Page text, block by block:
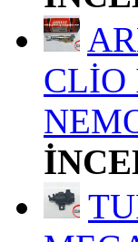
CLİO